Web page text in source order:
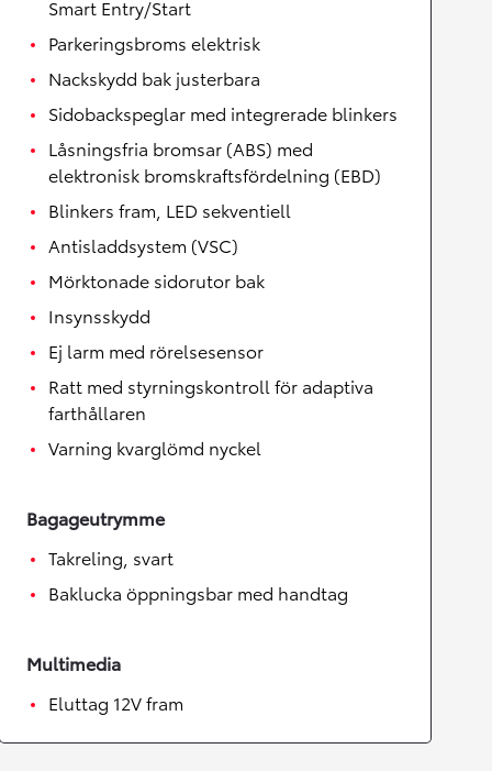
Smart Entry/Start
Parkeringsbroms elektrisk
Nackskydd bak justerbara
Sidobackspeglar med integrerade blinkers
Låsningsfria bromsar (ABS) med
elektronisk bromskraftsfördelning (EBD)
Blinkers fram, LED sekventiell
Antisladdsystem (VSC)
Mörktonade sidorutor bak
Insynsskydd
Ej larm med rörelsesensor
Ratt med styrningskontroll för adaptiva
farthållaren
Varning kvarglömd nyckel
Bagageutrymme
Takreling, svart
Baklucka öppningsbar med handtag
Multimedia
Eluttag 12V fram